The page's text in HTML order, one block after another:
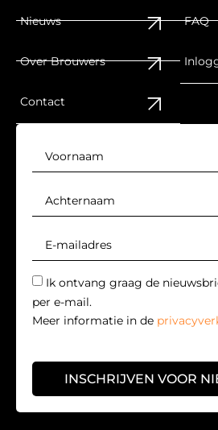
Nieuws
Over Brouwers
Contact
FAQ
Ik ontvang graag de
per e-mail.
Meer informatie in de
INSCHRIJVEN VOOR